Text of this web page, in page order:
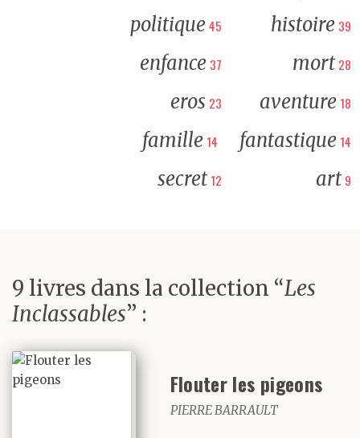
politique45 histoire 39
enfance 37 mort 28
eros 23 aventure 18
famille 14 fantastique 14
secret 12 art 9
9 livres dans la collection “Les
Inclassables” :
Flouter les pigeons
PIERRE BARRAULT